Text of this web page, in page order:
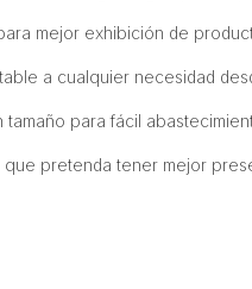
mejor exhibición de
a cualquier necesidad
para fácil
pretenda tener mejor